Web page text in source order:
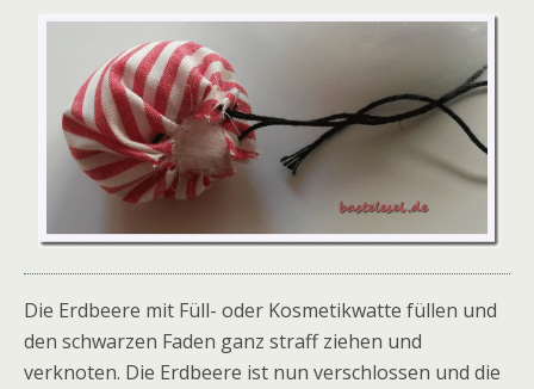
Die Erdbeere mit Füll- oder Kosmetikwatte füllen und
den schwarzen Faden ganz straff ziehen und
verknoten. Die Erdbeere ist nun verschlossen und die